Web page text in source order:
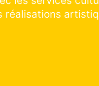
un lieu et
la ville !